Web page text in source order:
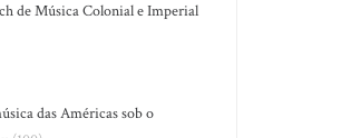
de Música Colonial e Imperial
das Américas sob o